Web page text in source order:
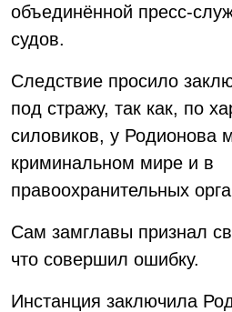
объединённой пресс-
судов.
Следствие просило
под стражу, так как, по
силовиков, у Родионова
криминальном мире и в
правоохранительных
Сам замглавы признал
что совершил ошибку.
Инстанция заключила